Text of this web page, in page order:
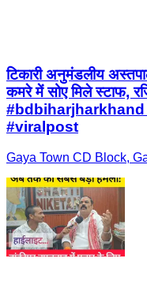
टिकारी अनुमंडलीय
कमरे में सोए मिले स्टाफ,
#viralpost
Gaya Town CD Block,